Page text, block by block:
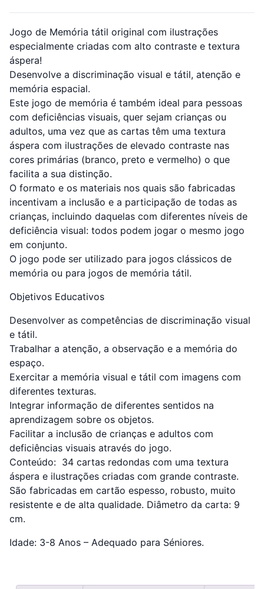
Jogo de Memória tátil original com ilustrações
especialmente criadas com alto contraste e textura
áspera!
Desenvolve a discriminação visual e tátil, atenção e
memória espacial.
Este jogo de memória é também ideal para pessoas
com deficiências visuais, quer sejam crianças ou
adultos, uma vez que as cartas têm uma textura
áspera com ilustrações de elevado contraste nas
cores primárias (branco, preto e vermelho) o que
facilita a sua distinção.
O formato e os materiais nos quais são fabricadas
incentivam a inclusão e a participação de todas as
crianças, incluindo daquelas com diferentes níveis de
deficiência visual: todos podem jogar o mesmo jogo
em conjunto.
O jogo pode ser utilizado para jogos clássicos de
memória ou para jogos de memória tátil.
Objetivos Educativos
Desenvolver as competências de discriminação visual
e tátil.
Trabalhar a atenção, a observação e a memória do
espaço.
Exercitar a memória visual e tátil com imagens com
diferentes texturas.
Integrar informação de diferentes sentidos na
aprendizagem sobre os objetos.
Facilitar a inclusão de crianças e adultos com
deficiências visuais através do jogo.
Conteúdo: 34 cartas redondas com uma textura
áspera e ilustrações criadas com grande contraste.
São fabricadas em cartão espesso, robusto, muito
resistente e de alta qualidade. Diâmetro da carta: 9
cm.
Idade: 3-8 Anos – Adequado para Séniores.